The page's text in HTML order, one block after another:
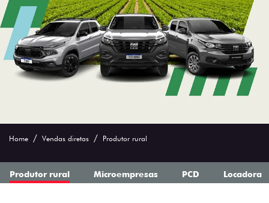
Home Vendas diretas Produtor rural
Microempresas PCD Locadora
Produtor rural